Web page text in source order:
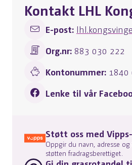
Kontakt LHL
E-post:
Org.nr: 883 030 222
Kontonummer: 1840
Lenke til vår
Støtt oss med
Oppgir du navn, adresse
støtten fradragsberettiget.